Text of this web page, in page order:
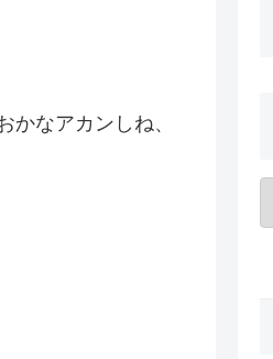
かなアカンしね、